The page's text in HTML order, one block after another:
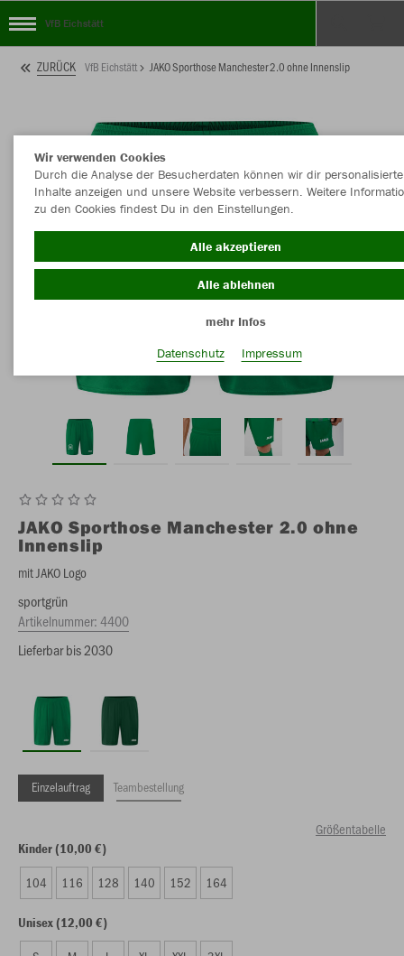
VfB Eichstätt
ZURÜCK VfB Eichstätt JAKO Sporthose Manchester 2.0 ohne Innenslip
JAKO Sporthose Manchester 2.0 ohne
Innenslip
mit JAKO Logo
sportgrün
Artikelnummer:4400
Lieferbar bis 2030
Einzelauftrag Teambestellung
Größentabelle
Kinder (10,00 €)
104 116 128 140 152 164
Unisex (12,00 €)
Wir verwenden Cookies
Durch die Analyse der Besucherdaten können wir dir personalisierte
Inhalte anzeigen und unsere Website verbessern. Weitere
zu den Cookies findest Du in den Einstellungen.
Alle akzeptieren
Alle ablehnen
mehr Infos
Datenschutz
Impressum